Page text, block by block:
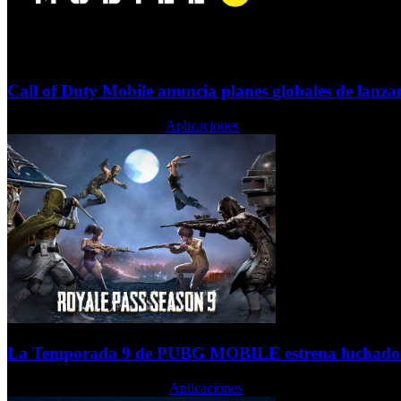
Call of Duty Mobile anuncia planes globales de
Aplicaciones
La Temporada 9 de PUBG MOBILE estrena
Aplicaciones